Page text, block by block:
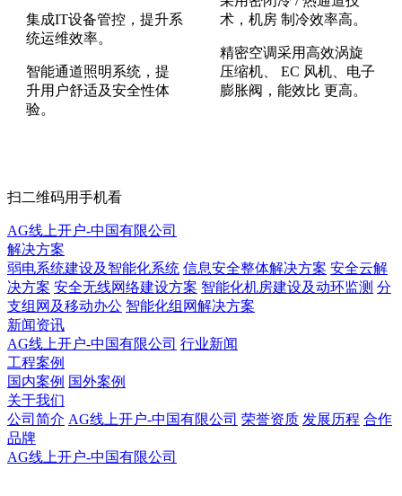
集成IT设备管控，提升系
统运维效率。
智能通道照明系统，提
升用户舒适及安全性体
验。
术，机房 制冷效率高。
精密空调采用高效涡旋
压缩机、 EC 风机、电子
膨胀阀，能效比 更高。
扫二维码用手机看
AG线上开户-中国有限公司
解决方案
弱电系统建设及智能化系统 信息安全整体解决方案 安全云解
决方案 安全无线网络建设方案 智能化机房建设及动环监测 分
支组网及移动办公 智能化组网解决方案
新闻资讯
AG线上开户-中国有限公司 行业新闻
工程案例
国内案例 国外案例
关于我们
公司简介 AG线上开户-中国有限公司 荣誉资质 发展历程 合作
品牌
AG线上开户-中国有限公司